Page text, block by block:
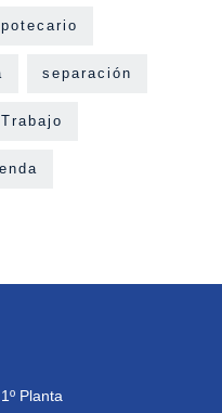
separación
Trabajo
Planta